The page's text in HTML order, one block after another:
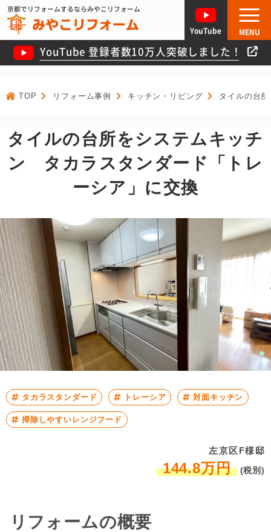
京都でリフォームするならみやこリフォーム
YouTube 登録者数10万人突破しました！
YouTube MENU
TOP リフォーム事例 キッチン・リビング タイルの台
タイルの台所をシステムキッチ
ン タカラスタンダード「トレ
ーシア」に交換
タカラスタンダード トレーシア 対面キッチン
掃除しやすいレンジフード
左京区F様邸
144.8万円 (税別)
リフォームの概要